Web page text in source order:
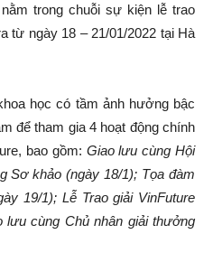
trong chuỗi sự kiện lễ trao
từ ngày 18 – 21/01/2022 tại Hà
học có tầm ảnh hưởng bậc
để tham gia 4 hoạt động chính
bao gồm: Giao lưu cùng Hội
Sơ khảo (ngày 18/1); Tọa đàm
19/1); Lễ Trao giải VinFuture
cùng Chủ nhân giải thưởng